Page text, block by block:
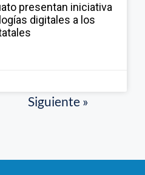
presentan iniciativa
digitales a los
Siguiente »